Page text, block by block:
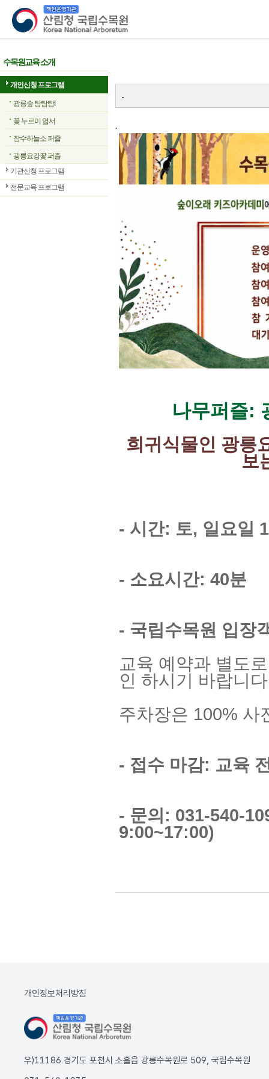
산림청 국립수목원
수목원교육 소개
개인신청 프로그램
광릉숲 탐탐탐!
꽃 누르미 엽서
장수하늘소 퍼즐
광릉요강꽃 퍼즐
기관신청 프로그램
전문교육 프로그램
.
.
나무퍼즐:
희귀식물인 광릉
보
- 시간: 토, 일요일
- 소요시간: 40분
- 국립수목원 입장
교육 예약과 별도
인 하시기 바랍니
주차장은 100% 사
- 접수 마감: 교육
- 문의: 031-540-
9:00~17:00)
개인정보처리방침
우)11186 경기도 포천시 소흘읍 광릉수목원로 509, 국립수목원